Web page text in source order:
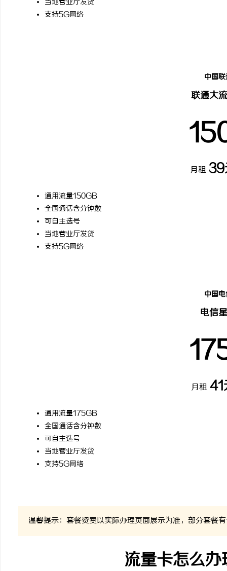
当地营业厅发货
支持5G网络
中国联
联通大
月租 39
通用流量150GB
全国通话含分钟数
可自主选号
当地营业厅发货
支持5G网络
中国电
电信
月租 41
通用流量175GB
全国通话含分钟数
可自主选号
当地营业厅发货
支持5G网络
温馨提示：套餐资费以实际办理页面展示为准，部分套餐
流量卡怎么